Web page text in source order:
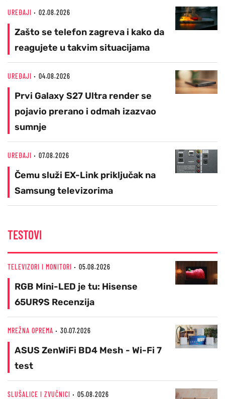
UREĐAJI 02.08.2026
Zašto se telefon zagreva i kako da
reagujete u takvim situacijama
UREĐAJI 04.08.2026
Prvi Galaxy S27 Ultra render se
pojavio prerano i odmah izazvao
sumnje
UREĐAJI 07.08.2026
Čemu služi EX-Link priključak na
Samsung televizorima
TESTOVI
TELEVIZORI I MONITORI 05.08.2026
RGB Mini-LED je tu: Hisense
65UR9S Recenzija
MREŽNA OPREMA 30.07.2026
ASUS ZenWiFi BD4 Mesh - Wi-Fi 7
test
SLUŠALICE I ZVUČNICI 05.08.2026